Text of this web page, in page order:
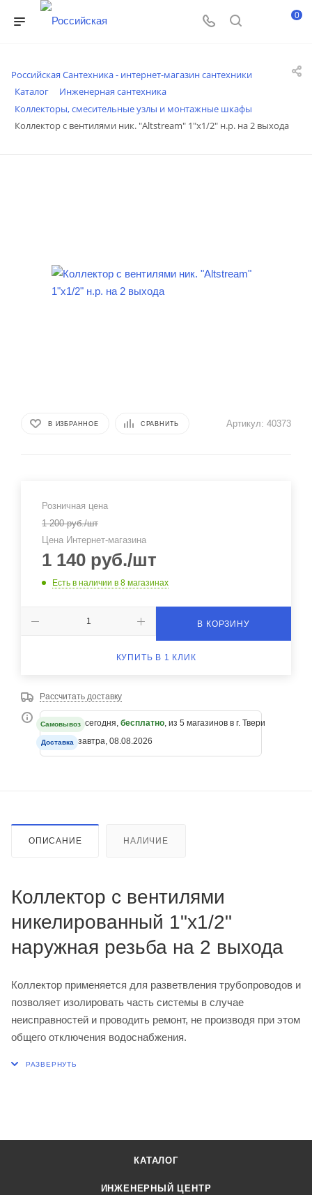
0
Российская Сантехника - интернет-магазин сантехники
Каталог
Инженерная сантехника
Коллекторы, смесительные узлы и монтажные шкафы
Коллектор с вентилями ник. "Altstream" 1"х1/2" н.р. на 2 выхода
В ИЗБРАННОЕ СРАВНИТЬ Артикул: 40373
Розничная цена
1 200руб./шт
Цена Интернет-магазина
1 140 руб./шт
Есть в наличии в 8 магазинах
В КОРЗИНУ
КУПИТЬ В 1 КЛИК
Рассчитать доставку
Самовывоз сегодня, бесплатно, из 5 магазинов в г. Твери
Доставка завтра, 08.08.2026
ОПИСАНИЕ НАЛИЧИЕ
Коллектор с вентилями
никелированный 1"х1/2"
наружная резьба на 2 выхода
Коллектор применяется для разветвления трубопроводов и
позволяет изолировать часть системы в случае
неисправностей и проводить ремонт, не производя при этом
общего отключения водоснабжения.
КАТАЛОГ
ИНЖЕНЕРНЫЙ ЦЕНТР